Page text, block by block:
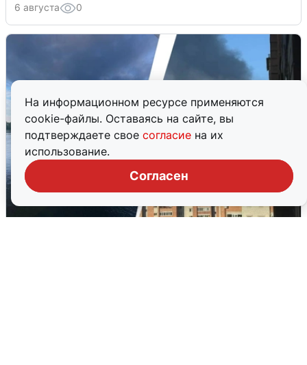
На информационном ресурсе применяются
cookie-файлы. Оставаясь на сайте, вы
подтверждаете свое согласие на их
использование.
Согласен
6 августа 0